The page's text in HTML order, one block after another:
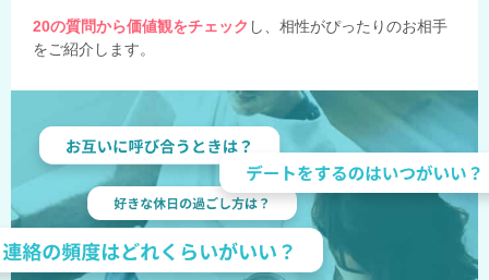
20の質問から価値観をチェック し、相性がぴったりのお相手
をご紹介します。